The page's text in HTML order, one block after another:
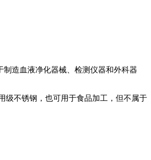
造血液净化器械、检测仪器和外科器
不锈钢，也可用于食品加工，但不属于